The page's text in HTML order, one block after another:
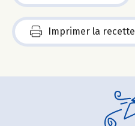
Imprimer la recette